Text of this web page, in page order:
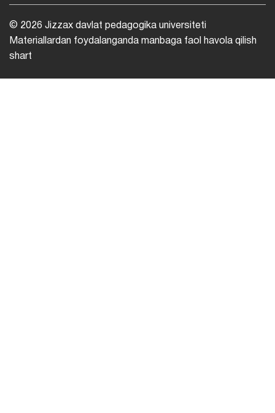
© 2026 Jizzax davlat pedagogika universiteti
Materiallardan foydalanganda manbaga faol havola qilish
shart